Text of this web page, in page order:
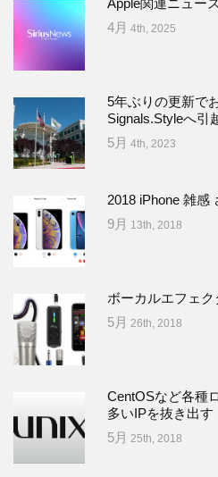
4月 4th, 2025
5年ぶりの更新で
Signals.Styleへ引
5月 4th, 2023
2018 iPhone 雑感
9月 13th, 2018
ボーカルエフェ
5月 26th, 2018
CentOSなど各種
多いIPを抜き出す
5月 25th, 2018